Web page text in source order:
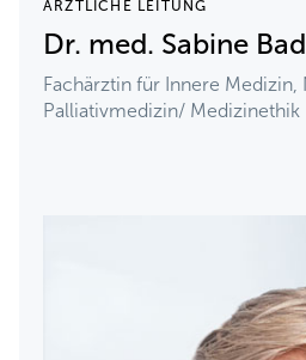
ÄRZTLICHE LEITUNG
Dr. med. Sabine
Fachärztin für Innere Medizin,
Palliativmedizin/ Medizinethik